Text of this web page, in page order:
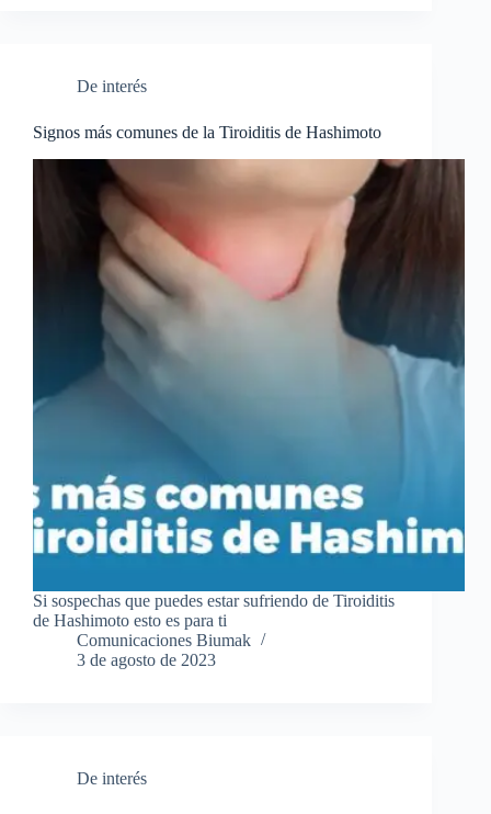
De interés
Signos más comunes de la Tiroiditis de Hashimoto
Si sospechas que puedes estar sufriendo de Tiroiditis
de Hashimoto esto es para ti
Comunicaciones Biumak
3 de agosto de 2023
De interés